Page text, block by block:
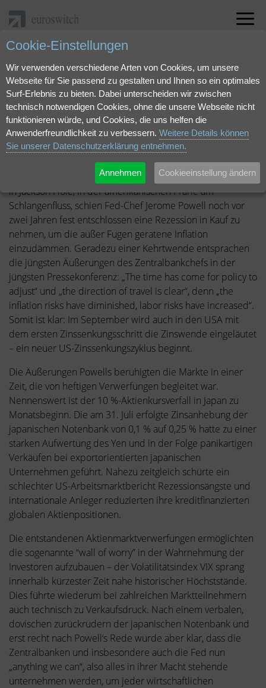
"Kehrtwende am Schlangenfluss" als pdf herunterladen.
August 2024 | Markteinschätzung
Kehrtwende am
Schlangenfluss
Auf derselben Bühne, beim jährlichen Zentralbank-Treffen
in Jackson Hole, in der amerikanischen Prärie am
Schlangenfluss, schien Fed-Chef Jerome Powell noch vor
zwei Jahren fest entschlossen eine Rezession in Kauf zu
nehmen, um die außer Fugen geratene Inflation
einzudämmen. Geradezu einer Kehrtwende entsprachen
die jüngsten Äußerungen des Zentralbankchefs in der
jüngsten Pressekonferenz: „The time has come for policy to
adjust“ und „the direction of travel is clear“, denn „the
inflation risks have diminished, labor risks have increased“.
Somit ist klar: Im September wird auch in den USA mit
dem ersten Zinssenkungsschritt die Zinswende eingeläutet
– ein neuer US-Zinssenkungszyklus beginnt.
Die Äußerungen Powells beruhigten die Märkte in einer
Zeit, die von heftigen Verwerfungen begleitet war.
Nennenswert ist der 10 %-Aktienkursverfall in Japan zu
Monatsbeginn. Die am 31. Juli erfolgte Zinsanhebung der
japanischen Notenbank von 0,1 % auf 0,25 % hatte zu einer
starken Aufwertung des Yen und in der Folge panikartigen
Verkäufen bei exportorientierten japanischen
Unternehmen geführt. Nahezu zeitgleich schürte ein
schlechter US-Arbeitsmarktbericht Rezessionsängste und
internationale Anleger reduzierten ihre kreditfinanzierten
globalen Aktienpositionen.
Die entstandenen Aktienmarktverwerfungen ermöglichten
die sogenannte “wall of worry” in der Wahrnehmung der
Investoren aufzubauen – der Volatilitätsindex VIX sprang
innerhalb kürzester Zeit nahe historischer Höchststände.
Dies führte wiederum bei zahlreichen Marktteilnehmern
auch technisch zu Verkaufsdruck. Nach einem verbalen,
dovischen zurückrudern der japanischen Notenbank und
erst recht nach Powell‘s Rede wurde aber klar, dass die
Zentralbanken und insbesondere auch die Fed nun
„anything we can“, also alles in ihrer Macht stehende
unternehmen werden, um jeder wirtschaftlichen
Cookie-Einstellungen
Wir verwenden verschiedene Arten von Cookies, um unsere
Webseite für Sie passend zu gestalten und Ihnen so ein optimales
Surf-Erlebnis zu bieten. Dabei unterscheiden wir zwischen
technisch notwendigen Cookies, ohne die unsere Webseite nicht
funktionieren würde, und Cookies, die uns helfen die
Anwenderfreundlichkeit zu verbessern. Weitere Details können
Sie unserer Datenschutzerklärung entnehmen.
Annehmen Cookieeinstellung ändern